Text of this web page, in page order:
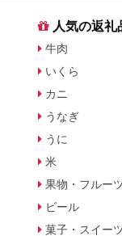
人気の返礼
牛肉
いくら
カニ
うなぎ
うに
米
果物・フルー
ビール
菓子・スイー